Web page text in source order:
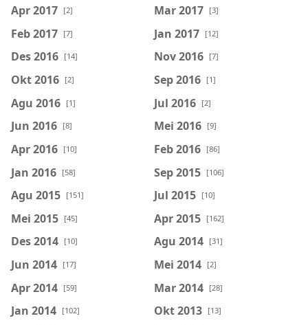
Apr 2017 [2] Mar 2017 [3]
Feb 2017 [7] Jan 2017 [12]
Des 2016 [14] Nov 2016 [7]
Okt 2016 [2] Sep 2016 [1]
Agu 2016 [1] Jul 2016 [2]
Jun 2016 [8] Mei 2016 [9]
Apr 2016 [10] Feb 2016 [86]
Jan 2016 [58] Sep 2015 [106]
Agu 2015 [151] Jul 2015 [10]
Mei 2015 [45] Apr 2015 [162]
Des 2014 [10] Agu 2014 [31]
Jun 2014 [17] Mei 2014 [2]
Apr 2014 [59] Mar 2014 [28]
Jan 2014 [102] Okt 2013 [13]